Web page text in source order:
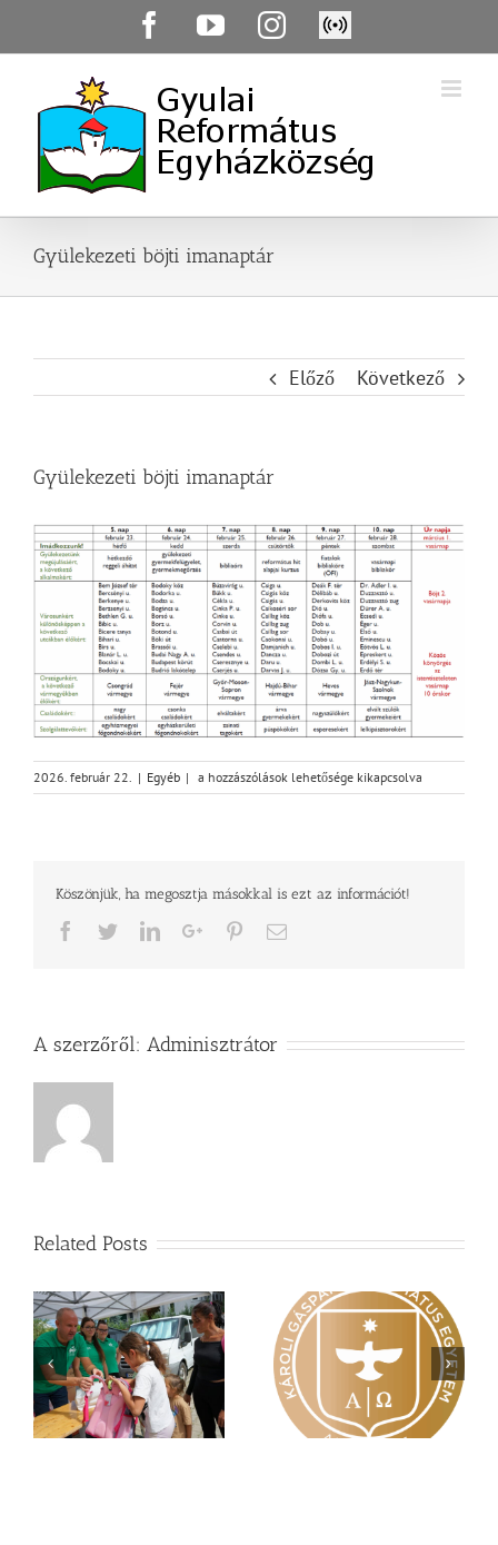
FacebookYouTubeInstagram
Élő
közvetítés
Gyülekezeti böjti imanaptár
Előző Következő
Gyülekezeti böjti imanaptár
2026. február 22. | Egyéb | Gyülekezeti
böjti
a hozzászólások lehetősége kikapcsolva
Köszönjük, ha megosztja másokkal is ezt az információt!
Facebook
TwitterLinkedInGoogle+PinterestEmail
A szerzőről: Adminisztrátor
Related Posts
Nagy érdeklődés övezi
a Károli képzéseit
Vasárnapi üzenet –
Zsoltárok 149